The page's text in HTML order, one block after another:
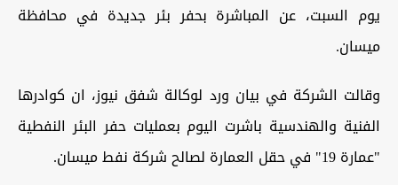
يوم السبت، عن المباشرة بحفر بئر جديدة في محافظة
ميسان.
وقالت الشركة في بيان ورد لوكالة شفق نيوز، ان كوادرها
الفنية والهندسية باشرت اليوم بعمليات حفر البئر النفطية
"عمارة 19" في حقل العمارة لصالح شركة نفط ميسان.